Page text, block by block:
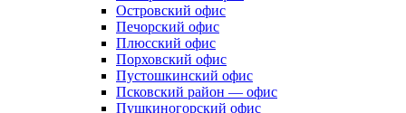
Островский офис
Печорский офис
Плюсский офис
Порховский офис
Пустошкинский офис
Псковский район — офис
Пушкиногорский офис